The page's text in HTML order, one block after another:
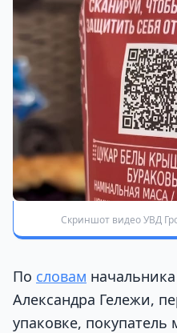
Скриншот видео УВД
По словам
Александра Гележи,
упаковке,